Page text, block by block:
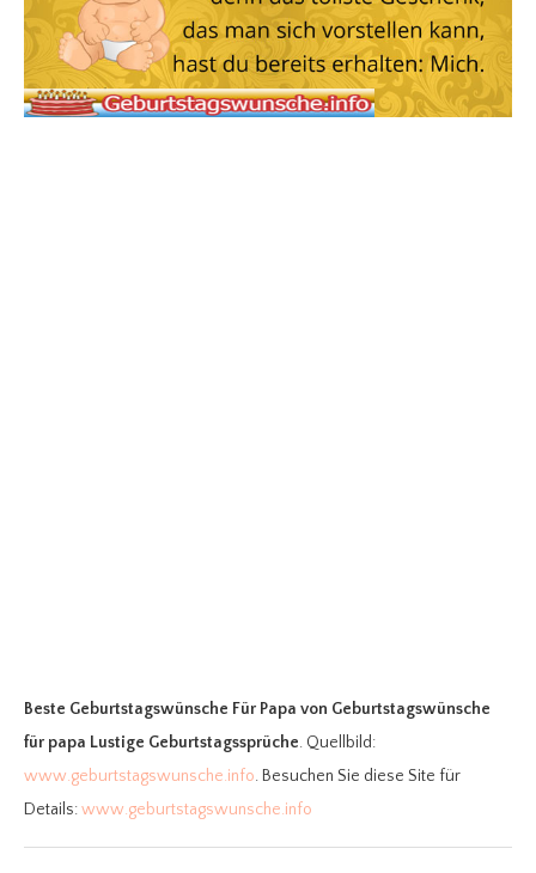
Beste Geburtstagswünsche Für Papa von Geburtstagswünsche
für papa Lustige Geburtstagssprüche. Quellbild:
www.geburtstagswunsche.info. Besuchen Sie diese Site für
Details:www.geburtstagswunsche.info